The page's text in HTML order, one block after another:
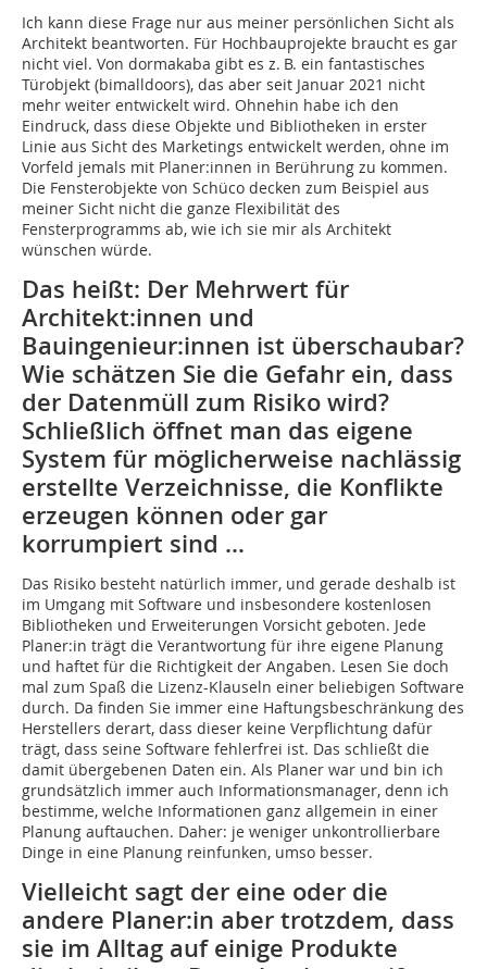
Ich kann diese Frage nur aus meiner persönlichen Sicht als
Architekt beantworten. Für Hochbauprojekte braucht es gar
nicht viel. Von dormakaba gibt es z. B. ein fantastisches
Türobjekt (bimalldoors), das aber seit Januar 2021 nicht
mehr weiter entwickelt wird. Ohnehin habe ich den
Eindruck, dass diese Objekte und Bibliotheken in erster
Linie aus Sicht des Marketings entwickelt werden, ohne im
Vorfeld jemals mit Planer:innen in Berührung zu kommen.
Die Fensterobjekte von Schüco decken zum Beispiel aus
meiner Sicht nicht die ganze Flexibilität des
Fensterprogramms ab, wie ich sie mir als Architekt
wünschen würde.
Das heißt: Der Mehrwert für
Architekt:innen und
Bauingenieur:innen ist überschaubar?
Wie schätzen Sie die Gefahr ein, dass
der Datenmüll zum Risiko wird?
Schließlich öffnet man das eigene
System für möglicherweise nachlässig
erstellte Verzeichnisse, die Konflikte
erzeugen können oder gar
korrumpiert sind …
Das Risiko besteht natürlich immer, und gerade ­deshalb ist
im Umgang mit Software und insbesondere kostenlosen
Bibliotheken und Erweiterungen Vorsicht geboten. Jede
Planer:in trägt die Verantwortung für ihre eigene Planung
und haftet für die Richtigkeit der Angaben. Lesen Sie doch
mal zum Spaß die Lizenz-Klauseln einer beliebigen Software
durch. Da finden Sie immer eine Haftungsbeschränkung des
Herstellers derart, dass dieser keine Verpflichtung dafür
trägt, dass seine Software fehlerfrei ist. Das schließt die
damit übergebenen Daten ein. Als Planer war und bin ich
grundsätzlich immer auch Informationsmanager, denn ich
bestimme, welche Informationen ganz allgemein in einer
Planung auftauchen. ­Daher: je weniger unkontrollierbare
Dinge in eine Planung reinfunken, umso besser.
Vielleicht sagt der eine oder die
andere Planer:in aber trotzdem, dass
sie im Alltag auf einige Produkte